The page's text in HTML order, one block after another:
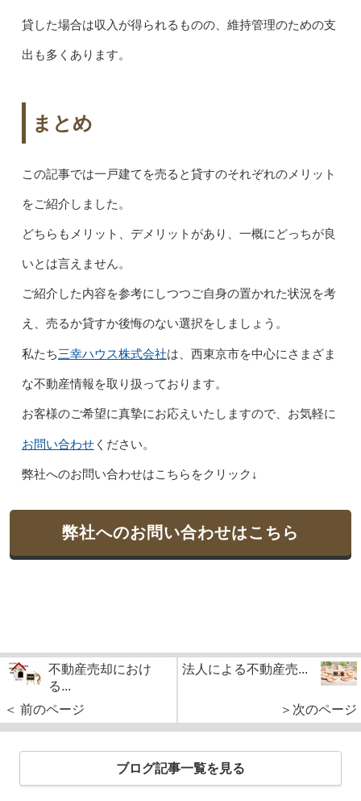
貸した場合は収入が得られるものの、維持管理のための支
出も多くあります。
まとめ
この記事では一戸建てを売ると貸すのそれぞれのメリット
をご紹介しました。
どちらもメリット、デメリットがあり、一概にどっちが良
いとは言えません。
ご紹介した内容を参考にしつつご自身の置かれた状況を考
え、売るか貸すか後悔のない選択をしましょう。
私たち三幸ハウス株式会社は、西東京市を中心にさまざま
な不動産情報を取り扱っております。
お客様のご希望に真摯にお応えいたしますので、お気軽に
お問い合わせください。
弊社へのお問い合わせはこちらをクリック↓
弊社へのお問い合わせはこちら
不動産売却におけ
る...
＜ 前のページ
法人による不動産売...
＞次のページ
ブログ記事一覧を見る